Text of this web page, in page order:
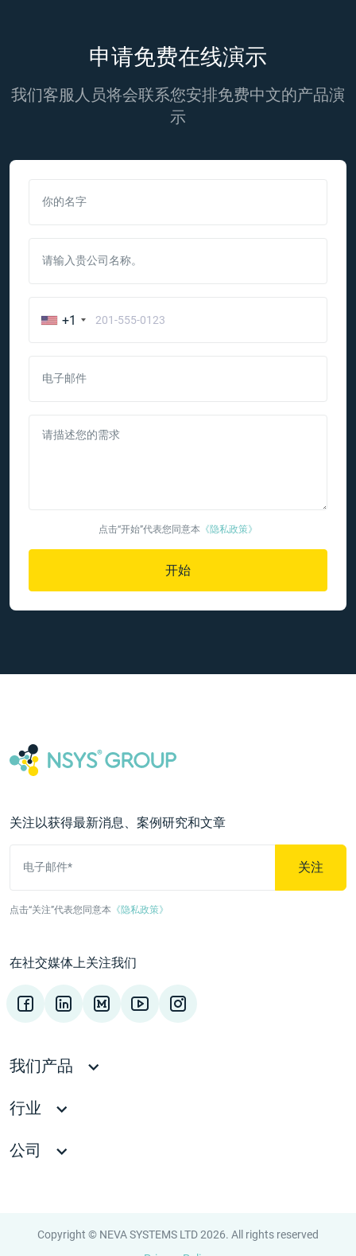
申请免费在线演示
我们客服人员将会联系您安排免费中文的产品演
示
你的名字
请输入贵公司名称。
+1
电子邮件
请描述您的需求
点击“开始”代表您同意本 《隐私政策》
开始
关注以获得最新消息、案例研究和文章
电子邮件* 关注
点击“关注”代表您同意本 《隐私政策》
在社交媒体上关注我们
我们产品
行业
公司
Copyright © NEVA SYSTEMS LTD 2026. All rights reserved